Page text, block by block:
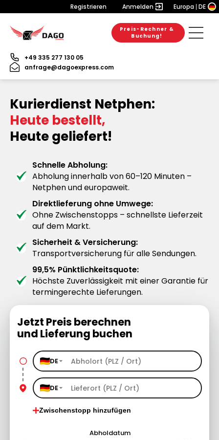
Registrieren Anmelden Europa DE
Preis-Rechner &
Buchung!
+49 335 277 130 05
anfrage@dagoexpress.com
Kurierdienst Netphen:
Heute bestellt,
Heute geliefert!
Schnelle Abholung:
Abholung innerhalb von 60–120 Minuten –
Netphen und europaweit.
Direktlieferung ohne Umwege:
Ohne Zwischenstopps – schnellste Lieferzeit
auf dem Markt.
Sicherheit & Versicherung:
Transportversicherung für alle Sendungen.
99,5% Pünktlichkeitsquote:
Höchste Zuverlässigkeit mit einer Garantie für
termingerechte Lieferungen.
Jetzt Preis berechnen
und Lieferung buchen
DE
DE
Zwischenstopp hinzufügen
Abholdatum